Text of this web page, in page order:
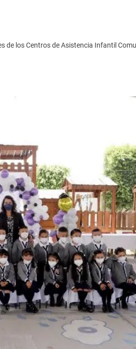
de los Centros de Asistencia Infantil